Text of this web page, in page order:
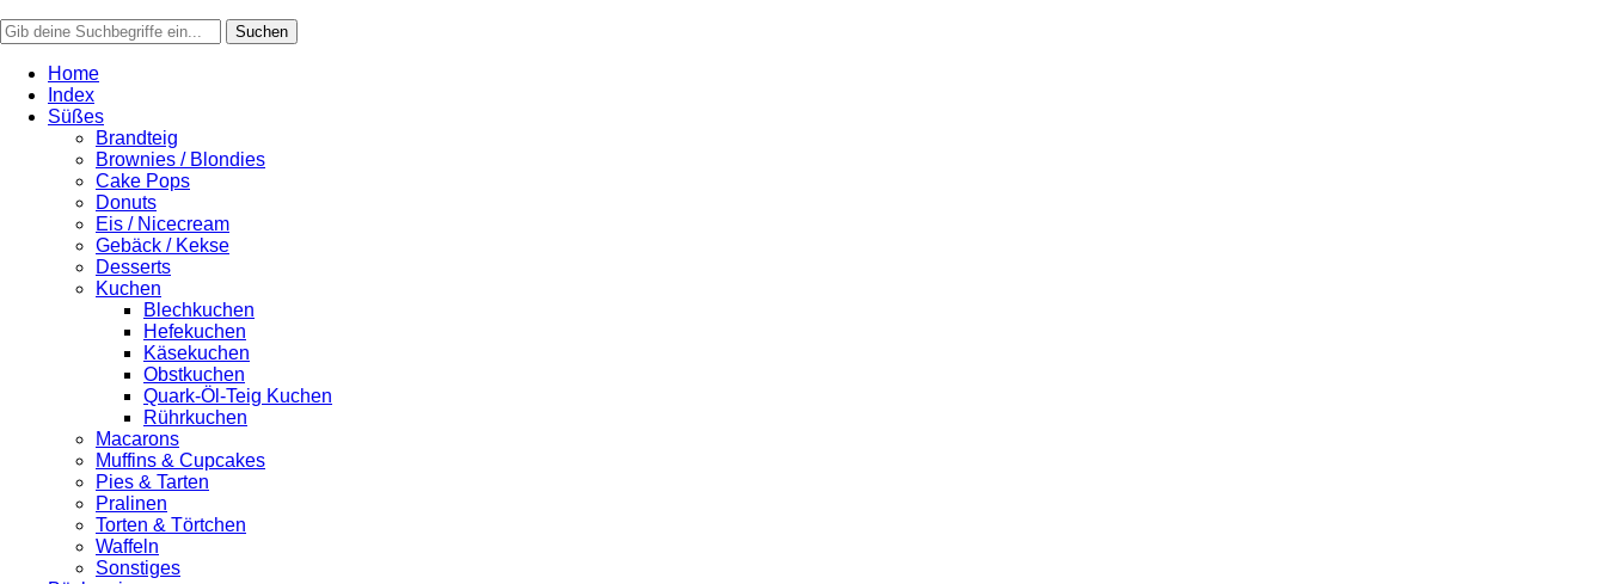
Home
Index
Süßes
Brandteig
Brownies / Blondies
Cake Pops
Donuts
Eis / Nicecream
Gebäck / Kekse
Desserts
Kuchen
Blechkuchen
Hefekuchen
Käsekuchen
Obstkuchen
Quark-Öl-Teig Kuchen
Rührkuchen
Macarons
Muffins & Cupcakes
Pies & Tarten
Pralinen
Torten & Törtchen
Waffeln
Sonstiges